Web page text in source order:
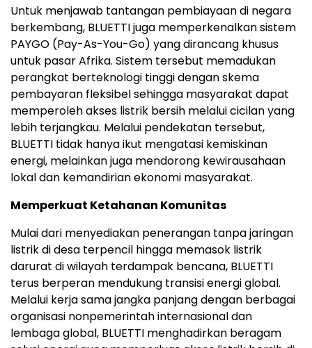
Untuk menjawab tantangan pembiayaan di negara
berkembang, BLUETTI juga memperkenalkan sistem
PAYGO (Pay-As-You-Go) yang dirancang khusus
untuk pasar Afrika. Sistem tersebut memadukan
perangkat berteknologi tinggi dengan skema
pembayaran fleksibel sehingga masyarakat dapat
memperoleh akses listrik bersih melalui cicilan yang
lebih terjangkau. Melalui pendekatan tersebut,
BLUETTI tidak hanya ikut mengatasi kemiskinan
energi, melainkan juga mendorong kewirausahaan
lokal dan kemandirian ekonomi masyarakat.
Memperkuat Ketahanan Komunitas
Mulai dari menyediakan penerangan tanpa jaringan
listrik di desa terpencil hingga memasok listrik
darurat di wilayah terdampak bencana, BLUETTI
terus berperan mendukung transisi energi global.
Melalui kerja sama jangka panjang dengan berbagai
organisasi nonpemerintah internasional dan
lembaga global, BLUETTI menghadirkan beragam